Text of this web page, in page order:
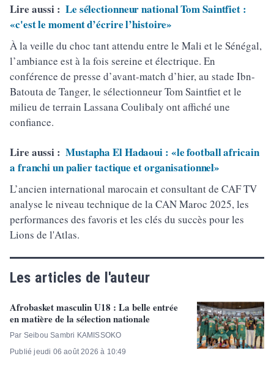
Lire aussi : Le sélectionneur national Tom Saintfiet :
«c'est le moment d’écrire l’histoire»
À la veille du choc tant attendu entre le Mali et le Sénégal,
l’ambiance est à la fois sereine et électrique. En
conférence de presse d’avant-match d’hier, au stade Ibn-
Batouta de Tanger, le sélectionneur Tom Saintfiet et le
milieu de terrain Lassana Coulibaly ont affiché une
confiance.
Lire aussi : Mustapha El Hadaoui : «le football africain
a franchi un palier tactique et organisationnel»
L’ancien international marocain et consultant de CAF TV
analyse le niveau technique de la CAN Maroc 2025, les
performances des favoris et les clés du succès pour les
Lions de l'Atlas.
Les articles de l'auteur
Afrobasket masculin U18 : La belle entrée
en matière de la sélection nationale
Par Seibou Sambri KAMISSOKO
Publié jeudi 06 août 2026 à 10:49